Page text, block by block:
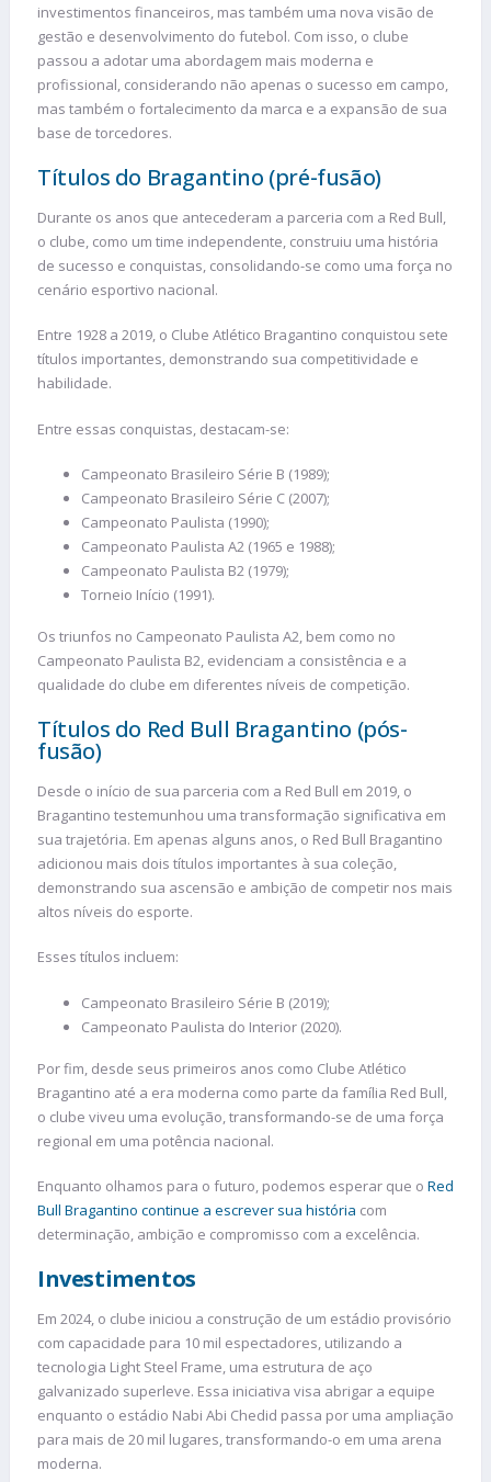
investimentos financeiros, mas também uma nova visão de
gestão e desenvolvimento do futebol. Com isso, o clube
passou a adotar uma abordagem mais moderna e
profissional, considerando não apenas o sucesso em campo,
mas também o fortalecimento da marca e a expansão de sua
base de torcedores.
Títulos do Bragantino (pré-fusão)
Durante os anos que antecederam a parceria com a Red Bull,
o clube, como um time independente, construiu uma história
de sucesso e conquistas, consolidando-se como uma força no
cenário esportivo nacional.
Entre 1928 a 2019, o Clube Atlético Bragantino conquistou sete
títulos importantes, demonstrando sua competitividade e
habilidade.
Entre essas conquistas, destacam-se:
Campeonato Brasileiro Série B (1989);
Campeonato Brasileiro Série C (2007);
Campeonato Paulista (1990);
Campeonato Paulista A2 (1965 e 1988);
Campeonato Paulista B2 (1979);
Torneio Início (1991).
Os triunfos no Campeonato Paulista A2, bem como no
Campeonato Paulista B2, evidenciam a consistência e a
qualidade do clube em diferentes níveis de competição.
Títulos do Red Bull Bragantino (pós-
fusão)
Desde o início de sua parceria com a Red Bull em 2019, o
Bragantino testemunhou uma transformação significativa em
sua trajetória. Em apenas alguns anos, o Red Bull Bragantino
adicionou mais dois títulos importantes à sua coleção,
demonstrando sua ascensão e ambição de competir nos mais
altos níveis do esporte.
Esses títulos incluem:
Campeonato Brasileiro Série B (2019);
Campeonato Paulista do Interior (2020).
Por fim, desde seus primeiros anos como Clube Atlético
Bragantino até a era moderna como parte da família Red Bull,
o clube viveu uma evolução, transformando-se de uma força
regional em uma potência nacional.
Enquanto olhamos para o futuro, podemos esperar que o Red
Bull Bragantino continue a escrever sua história com
determinação, ambição e compromisso com a excelência.
Investimentos
Em 2024, o clube iniciou a construção de um estádio provisório
com capacidade para 10 mil espectadores, utilizando a
tecnologia Light Steel Frame, uma estrutura de aço
galvanizado superleve. Essa iniciativa visa abrigar a equipe
enquanto o estádio Nabi Abi Chedid passa por uma ampliação
para mais de 20 mil lugares, transformando-o em uma arena
moderna.